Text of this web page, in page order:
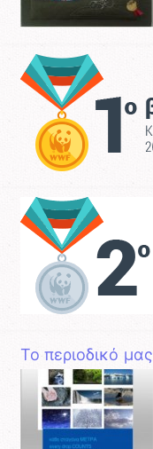
Το περιοδικό μας